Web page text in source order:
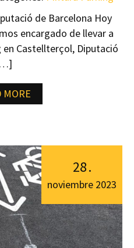
de Barcelona Hoy
encargado de llevar a
Castellterçol, Diputació
MORE
28.
noviembre 2023